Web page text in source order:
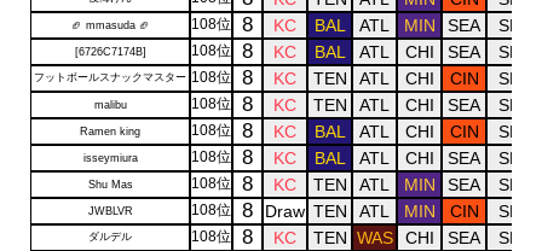
🏈 mmasuda 🏈 108位 8 KC BAL ATL MIN SEA SF
[6726C7174B] 108位 8 KC BAL ATL CHI SEA SF
フットボールスナックマスター 108位 8 KC TEN ATL CHI CIN SF
malibu 108位 8 KC TEN ATL CHI SEA SF
Ramen king 108位 8 KC BAL ATL CHI CIN SF
isseymiura 108位 8 KC BAL ATL CHI SEA SF
Shu Mas 108位 8 KC TEN ATL MIN SEA SF
JWBLVR 108位 8 Draw TEN ATL MIN CIN SF
ダルデル 108位 8 KC TEN WAS CHI SEA SF